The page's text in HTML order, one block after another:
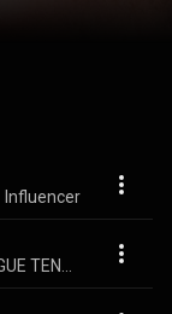
Influencer